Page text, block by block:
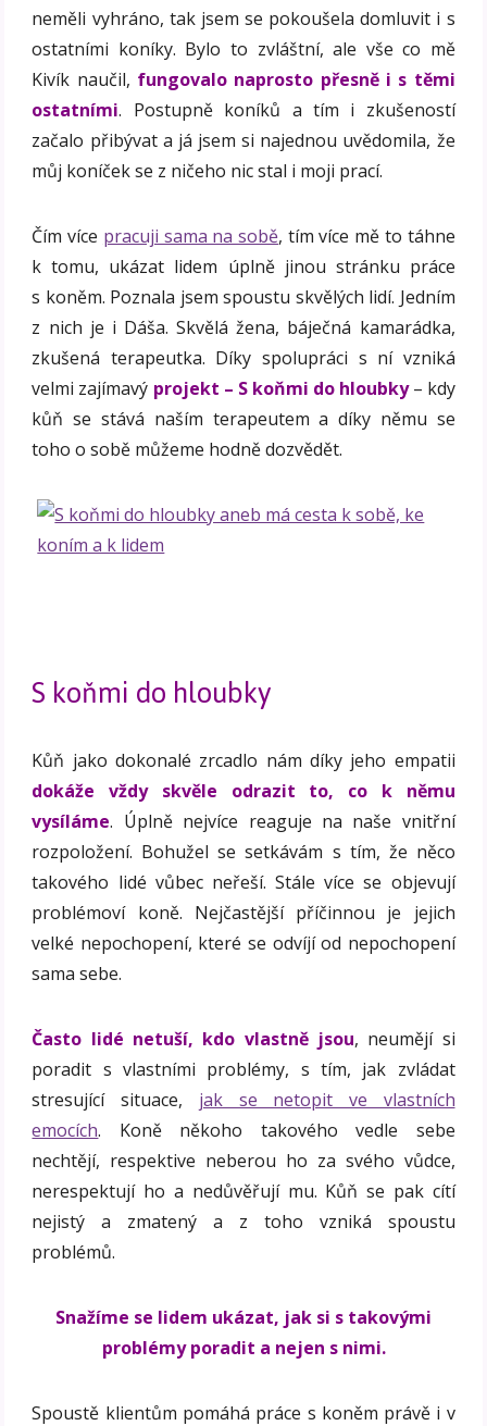
neměli vyhráno, tak jsem se pokoušela domluvit i s
ostatními koníky. Bylo to zvláštní, ale vše co mě
Kivík naučil, fungovalo naprosto přesně i s těmi
ostatními. Postupně koníků a tím i zkušeností
začalo přibývat a já jsem si najednou uvědomila, že
můj koníček se z ničeho nic stal i moji prací.
Čím více pracuji sama na sobě, tím více mě to táhne
k tomu, ukázat lidem úplně jinou stránku práce
s koněm. Poznala jsem spoustu skvělých lidí. Jedním
z nich je i Dáša. Skvělá žena, báječná kamarádka,
zkušená terapeutka. Díky spolupráci s ní vzniká
velmi zajímavý projekt – S koňmi do hloubky– kdy
kůň se stává naším terapeutem a díky němu se
toho o sobě můžeme hodně dozvědět.
S koňmi do hloubky
Kůň jako dokonalé zrcadlo nám díky jeho empatii
dokáže vždy skvěle odrazit to, co k němu
vysíláme. Úplně nejvíce reaguje na naše vnitřní
rozpoložení. Bohužel se setkávám s tím, že něco
takového lidé vůbec neřeší. Stále více se objevují
problémoví koně. Nejčastější příčinnou je jejich
velké nepochopení, které se odvíjí od nepochopení
sama sebe.
Často lidé netuší, kdo vlastně jsou, neumějí si
poradit s vlastními problémy, s tím, jak zvládat
stresující situace, jak se netopit ve vlastních
emocích. Koně někoho takového vedle sebe
nechtějí, respektive neberou ho za svého vůdce,
nerespektují ho a nedůvěřují mu. Kůň se pak cítí
nejistý a zmatený a z toho vzniká spoustu
problémů.
Snažíme se lidem ukázat, jak si s takovými
problémy poradit a nejen s nimi.
Spoustě klientům pomáhá práce s koněm právě i v